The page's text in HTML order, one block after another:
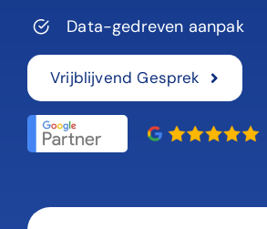
Data-gedreven aanpak
Vrijblijvend Gesprek